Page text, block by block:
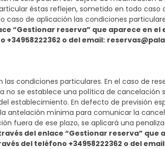
éstas reflejen, sometido en todo
caso de aplicación las condiciones
“Gestionar reserva” que aparece en
o del email:
condiciones particulares. En el caso de
no se establece una política de
establecimiento. En defecto de previsión
la antelación mínima para comunicar la
fuera de ese plazo, se aplicará una
del enlace “Gestionar reserva”
del teléfono +34958222362 o del